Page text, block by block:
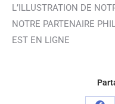
L’ILLUSTRATION DE
NOTRE PARTENAIRE
EST EN LIGNE